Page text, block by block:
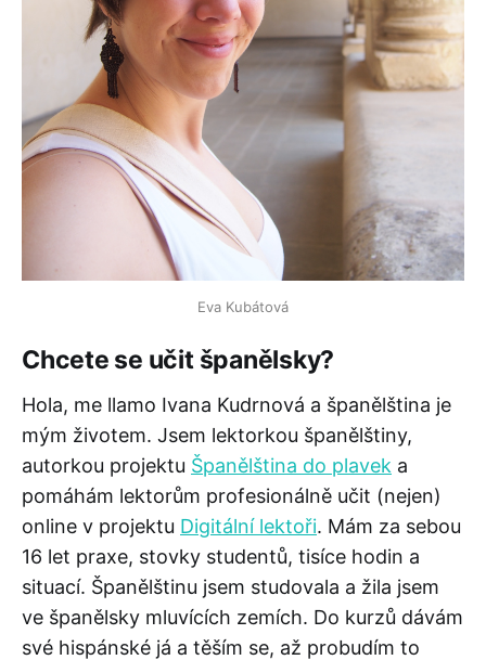
Eva Kubátová
Chcete se učit španělsky?
Hola, me llamo Ivana Kudrnová a španělština je
mým životem. Jsem lektorkou španělštiny,
autorkou projektu Španělština do plavek a
pomáhám lektorům profesionálně učit (nejen)
online v projektu Digitální lektoři. Mám za sebou
16 let praxe, stovky studentů, tisíce hodin a
situací. Španělštinu jsem studovala a žila jsem
ve španělsky mluvících zemích. Do kurzů dávám
své hispánské já a těším se, až probudím to